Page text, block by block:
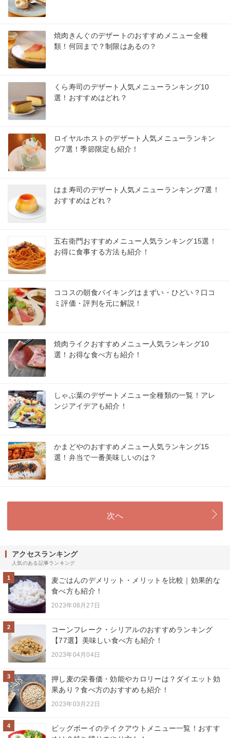
焼肉きんぐのデザートのおすすめメニュー全種
類！何回まで？制限はあるの？
くら寿司のデザート人気メニューランキング10
選！おすすめはどれ？
ロイヤルホストのデザート人気メニューランキン
グ7選！季節限定も紹介！
はま寿司のデザート人気メニューランキング7選！
おすすめはどれ？
五右衛門おすすめメニュー人気ランキング15選！
お得に食事する方法も紹介！
ココスの朝食バイキングはまずい・ひどい？口コ
ミ評価・評判を元に解説！
焼肉ライクおすすめメニュー人気ランキング10
選！お得な食べ方も紹介！
しゃぶ葉のデザートメニュー全種類の一覧！アレ
ンジアイデアも紹介！
かまどやのおすすめメニュー人気ランキング15
選！弁当で一番美味しいのは？
次へ
アクセスランキング
人気のある記事ランキング
1
麦ごはんのデメリット・メリットを比較｜効果的な
食べ方も紹介！
2023年08月27日
2
コーンフレーク・シリアルのおすすめランキング
【77選】美味しい食べ方も紹介！
2023年04月04日
3
押し麦の栄養価・効能やカロリーは？ダイエット効
果あり？食べ方のおすすめも紹介！
2023年03月22日
4
ビッグボーイのテイクアウトメニュー一覧！おすす